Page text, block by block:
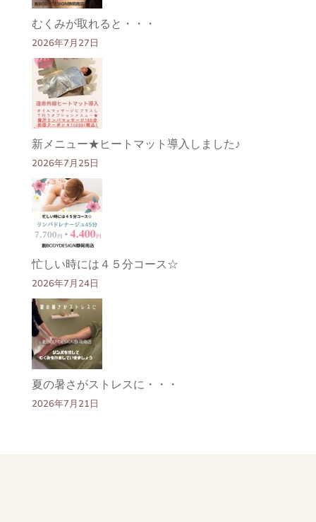
むくみが取れると・・・
2026年7月27日
新メニュー★ヒートマット導入しました♪
2026年7月25日
忙しい時には４５分コース☆
2026年7月24日
夏の暑さがストレスに・・・
2026年7月21日